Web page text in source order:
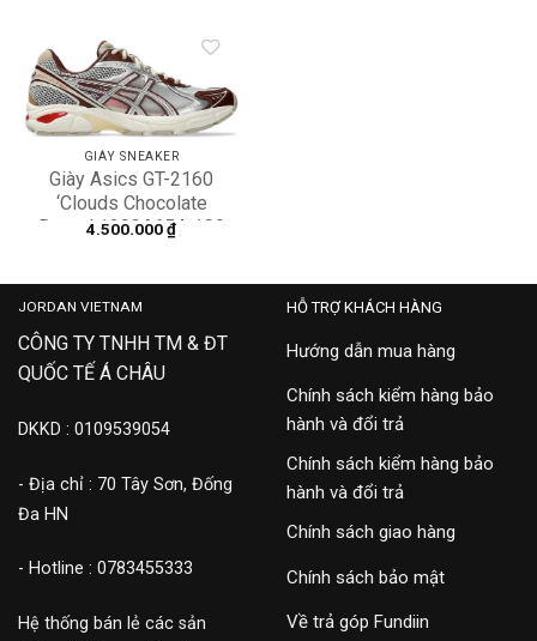
Add to
wishlist
GIÀY SNEAKER
Giày Asics GT-2160
‘Clouds Chocolate
Brown’ 1203A654-100
4.500.000₫
JORDAN VIETNAM
CÔNG TY TNHH TM & ĐT
QUỐC TẾ Á CHÂU
DKKD : 0109539054
- Địa chỉ : 70 Tây Sơn, Đống
Đa HN
- Hotline : 0783455333
Hệ thống bán lẻ các sản
HỖ TRỢ KHÁCH HÀNG
Hướng dẫn mua hàng
Chính sách kiểm hàng bảo
hành và đổi trả
Chính sách kiểm hàng bảo
hành và đổi trả
Chính sách giao hàng
Chính sách bảo mật
Về trả góp Fundiin